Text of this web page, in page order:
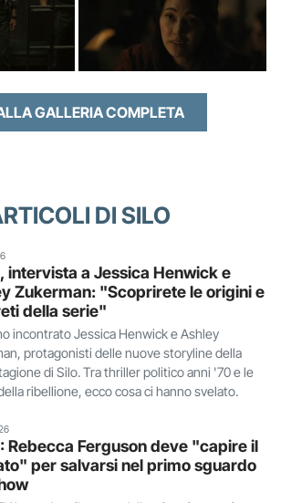
GALLERIA COMPLETA
DI SILO
intervista a Jessica Henwick e
Zukerman: "Scoprirete le origini e
della serie"
incontrato Jessica Henwick e Ashley
protagonisti delle nuove storyline della
di Silo. Tra thriller politico anni '70 e le
ribellione, ecco cosa ci hanno svelato.
Rebecca Ferguson deve "capire il
per salvarsi nel primo sguardo